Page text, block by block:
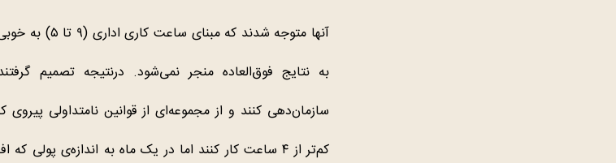
آنها متوجه شدند
به نتایج فوق‌العاده منجر نمی‌شود. درنتیجه تصمیم
سازمان‌دهی کنند و از مجموعه‌ای از قوانین نامتداولی پیروی
کم‌تر از ۴ ساعت کار کنند اما در یک ماه به اندازه‌ی